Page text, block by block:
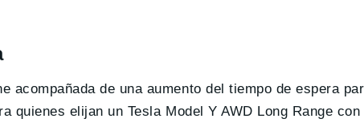
acompañada de una aumento del tiempo de espera
quienes elijan un Tesla Model Y AWD Long Range